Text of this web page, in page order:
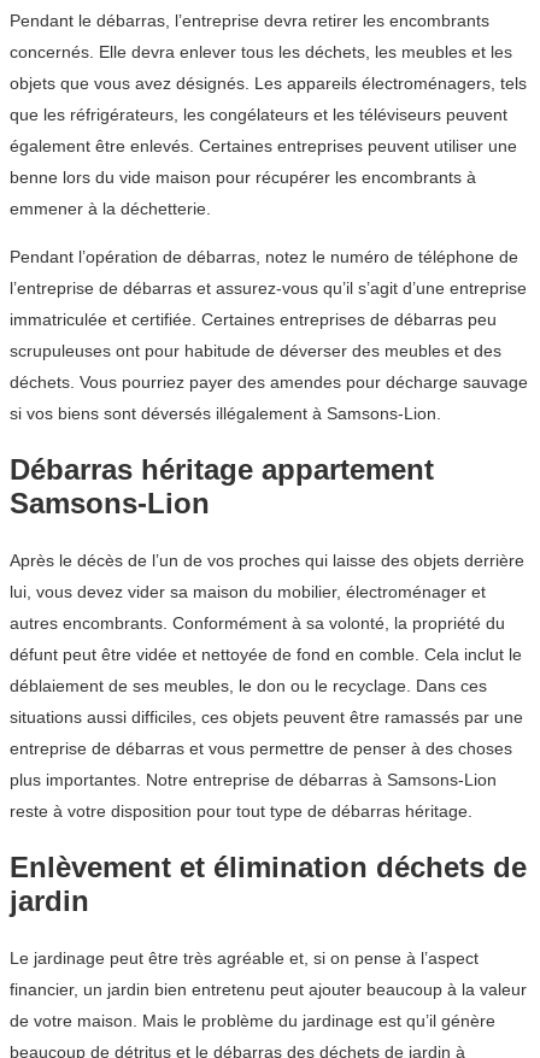
Pendant le débarras, l’entreprise devra retirer les encombrants
concernés. Elle devra enlever tous les déchets, les meubles et les
objets que vous avez désignés. Les appareils électroménagers, tels
que les réfrigérateurs, les congélateurs et les téléviseurs peuvent
également être enlevés. Certaines entreprises peuvent utiliser une
benne lors du vide maison pour récupérer les encombrants à
emmener à la déchetterie.
Pendant l’opération de débarras, notez le numéro de téléphone de
l’entreprise de débarras et assurez-vous qu’il s’agit d’une entreprise
immatriculée et certifiée. Certaines entreprises de débarras peu
scrupuleuses ont pour habitude de déverser des meubles et des
déchets. Vous pourriez payer des amendes pour décharge sauvage
si vos biens sont déversés illégalement à Samsons-Lion.
Débarras héritage appartement
Samsons-Lion
Après le décès de l’un de vos proches qui laisse des objets derrière
lui, vous devez vider sa maison du mobilier, électroménager et
autres encombrants. Conformément à sa volonté, la propriété du
défunt peut être vidée et nettoyée de fond en comble. Cela inclut le
déblaiement de ses meubles, le don ou le recyclage. Dans ces
situations aussi difficiles, ces objets peuvent être ramassés par une
entreprise de débarras et vous permettre de penser à des choses
plus importantes. Notre entreprise de débarras à Samsons-Lion
reste à votre disposition pour tout type de débarras héritage.
Enlèvement et élimination déchets de
jardin
Le jardinage peut être très agréable et, si on pense à l’aspect
financier, un jardin bien entretenu peut ajouter beaucoup à la valeur
de votre maison. Mais le problème du jardinage est qu’il génère
beaucoup de détritus et le débarras des déchets de jardin à